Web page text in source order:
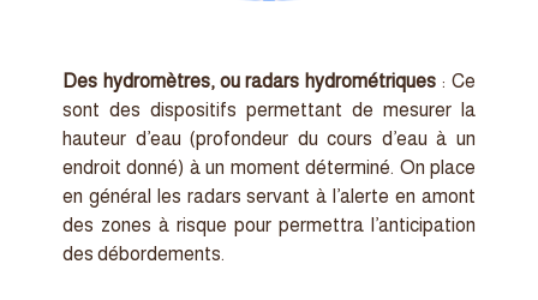
Des hydromètres, ou radars hydrométriques : Ce
sont des dispositifs permettant de mesurer la
hauteur d’eau (profondeur du cours d’eau à un
endroit donné) à un moment déterminé. On place
en général les radars servant à l’alerte en amont
des zones à risque pour permettra l’anticipation
des débordements.